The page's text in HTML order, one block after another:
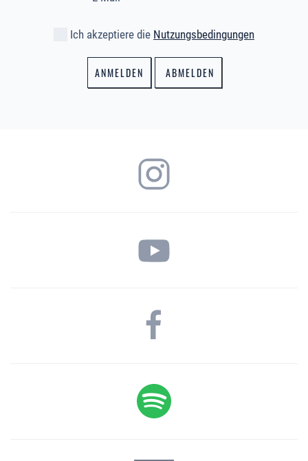
Ich akzeptiere die Nutzungsbedingungen